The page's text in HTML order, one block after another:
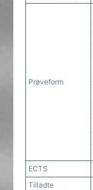
Prøveform
ECTS
Tilladte